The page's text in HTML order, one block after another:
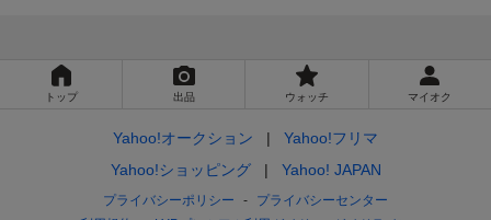
トップ 出品 ウォッチ マイオク
Yahoo!オークション
Yahoo!フリマ
Yahoo!ショッピング
Yahoo! JAPAN
プライバシーポリシー
プライバシーセンター